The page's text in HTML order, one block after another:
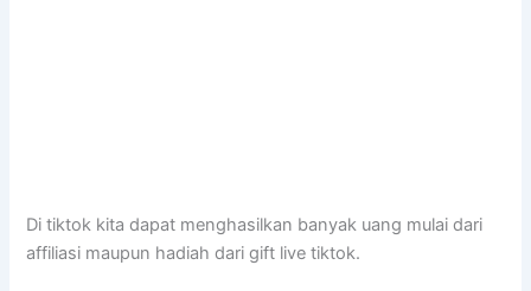
Di tiktok kita dapat menghasilkan banyak uang mulai dari
affiliasi maupun hadiah dari gift live tiktok.